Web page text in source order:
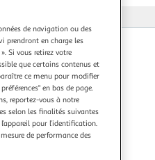
043,00€
de navigation ou des
prendront en charge les
Si vous retirez votre
que certains contenus et
ce menu pour modifier
en bas de page.
reportez-vous à notre
selon les finalités suivantes
pour l’identification.
de performance des